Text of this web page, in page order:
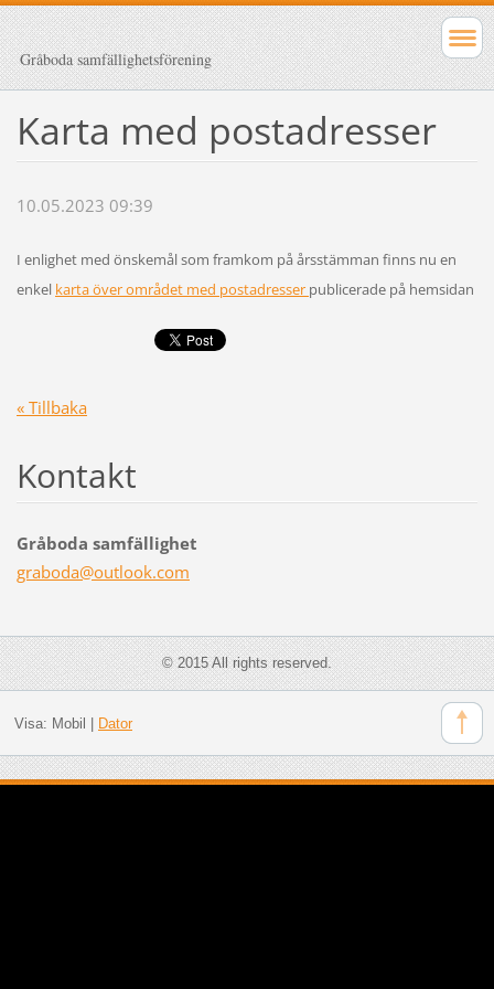
Gråboda samfällighetsförening
Karta med postadresser
10.05.2023 09:39
I enlighet med önskemål som framkom på årsstämman finns nu en
enkel karta över området med postadresser publicerade på hemsidan
« Tillbaka
Kontakt
Gråboda samfällighet
graboda@outlook.com
© 2015 All rights reserved.
Visa: Mobil Dator